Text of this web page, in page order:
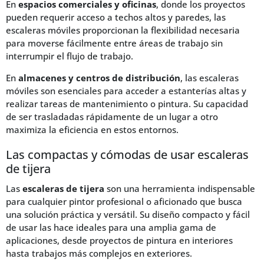
En espacios comerciales y oficinas, donde los proyectos
pueden requerir acceso a techos altos y paredes, las
escaleras móviles proporcionan la flexibilidad necesaria
para moverse fácilmente entre áreas de trabajo sin
interrumpir el flujo de trabajo.
En almacenes y centros de distribución, las escaleras
móviles son esenciales para acceder a estanterías altas y
realizar tareas de mantenimiento o pintura. Su capacidad
de ser trasladadas rápidamente de un lugar a otro
maximiza la eficiencia en estos entornos.
Las compactas y cómodas de usar escaleras
de tijera
Las escaleras de tijera son una herramienta indispensable
para cualquier pintor profesional o aficionado que busca
una solución práctica y versátil. Su diseño compacto y fácil
de usar las hace ideales para una amplia gama de
aplicaciones, desde proyectos de pintura en interiores
hasta trabajos más complejos en exteriores.